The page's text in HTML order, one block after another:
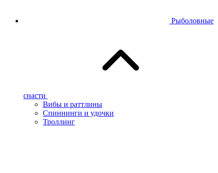
Рыболовные
снасти
Вибы и раттлины
Спиннинги и удочки
Троллинг